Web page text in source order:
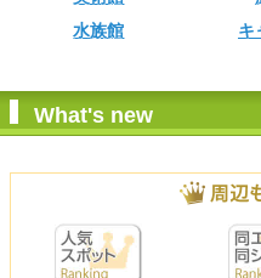
水族館
キ
What's new